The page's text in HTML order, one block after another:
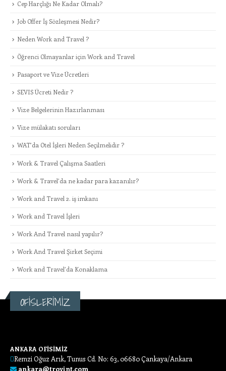
Cep Harçlığı Ne Kadar Olmalı?
Job Offer İş Sözleşmesi Nedir?
Neden Work and Travel ?
Öğrenci Olmayanlar için Work and Travel
Pasaport ve Vize Ücretleri
SEVIS Ücreti Nedir ?
Vize Belgelerinin Hazırlanması
Vize mülakatı soruları
WAT’da Otel İşleri Neden Seçilmelidir ?
Work & Travel Çalışma Saatleri
Work & Travel’da ne kadar para kazanılır?
Work and Travel 2. iş imkanı
Work and Travel İşleri
Work And Travel nasıl yapılır?
Work And Travel Şirket Seçimi
Work and Travel’da Konaklama
OFİSLERİMİZ
ANKARA OFİSİMİZ
Remzi Oğuz Arık, Tunus Cd. No: 63, 06680 Çankaya/Ankara
ankara@troyint.com